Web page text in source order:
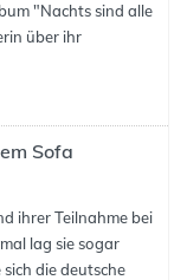
"Nachts sind alle
über ihr
Sofa
ihrer Teilnahme bei
lag sie sogar
die deutsche